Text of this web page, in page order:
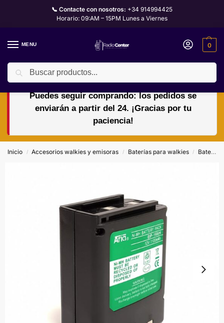
📞 Contacte con nosotros: +34 914994425
Horario: 09:AM – 15PM Lunes a Viernes
MENU 0
🏖️🌴VACACIONES del 10 al 24 de agosto.
Puedes seguir comprando: los pedidos se
enviarán a partir del 24. ¡Gracias por tu
paciencia!
Inicio / Accesorios walkies y emisoras / Baterías para walkies / Baterías para Icom